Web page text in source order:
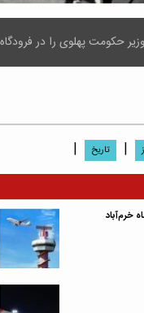
را در فرودگاه مهرآباد تهران و
| تاریخ
|
خرم‌آباد